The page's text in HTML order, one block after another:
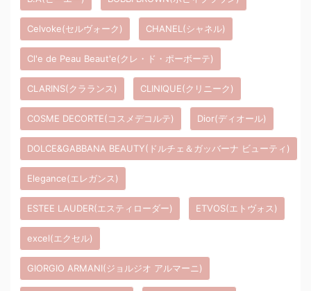
Celvoke(セルヴォーク) CHANEL(シャネル)
Cl'e de Peau Beaut'e(クレ・ド・ポーボーテ)
CLARINS(クラランス) CLINIQUE(クリニーク)
COSME DECORTE(コスメデコルテ) Dior(ディオール)
DOLCE&GABBANA BEAUTY(ドルチェ＆ガッバーナ ビューティ)
Elegance(エレガンス)
ESTEE LAUDER(エスティローダー) ETVOS(エトヴォス)
excel(エクセル)
GIORGIO ARMANI(ジョルジオ アルマーニ)